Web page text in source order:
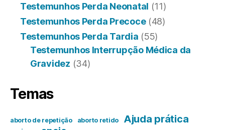
Testemunhos Perda Neonatal (11)
Testemunhos Perda Precoce(48)
Testemunhos Perda Tardia (55)
Testemunhos Interrupção Médica da
Gravidez (34)
Temas
aborto de repetição aborto retido Ajuda prática